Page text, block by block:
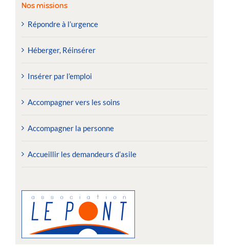
Nos missions
Répondre à l’urgence
Héberger, Réinsérer
Insérer par l’emploi
Accompagner vers les soins
Accompagner la personne
Accueillir les demandeurs d’asile